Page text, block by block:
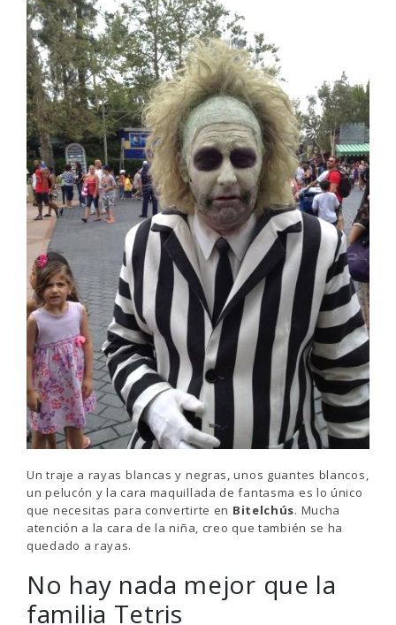
Un traje a rayas blancas y negras, unos guantes blancos,
un pelucón y la cara maquillada de fantasma es lo único
que necesitas para convertirte en Bitelchús. Mucha
atención a la cara de la niña, creo que también se ha
quedado a rayas.
No hay nada mejor que la
familia Tetris